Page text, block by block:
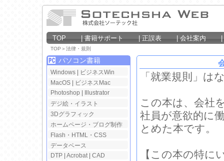
TOP 書籍サポート 正誤表 会社案内
TOP ＞法律・規則
パソコン書籍
Windows
ビジネスWin
MacOS
ビジネスMac
Photoshop
Illustrator
デジ絵・イラスト
3Dグラフィック
ホームページ・ブログ制作
Flash・HTML・CSS
データベース
DTP Acrobat| CAD
「就業規則」は
この本は、会社
社員が意欲的に
とめた本です。
【この本の特に